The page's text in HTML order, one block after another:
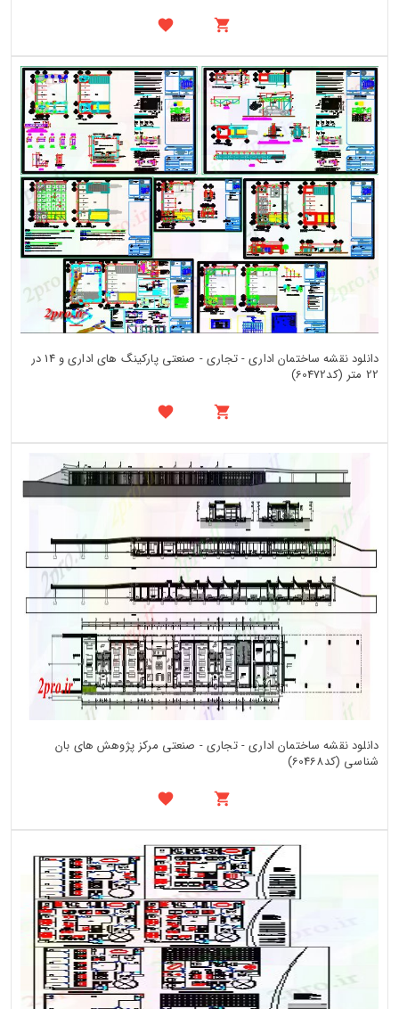
دانلود نقشه ساختمان اداری - تجاری - صنعتی پارکینگ های اداری و 14 در
22 متر (کد60472)
دانلود نقشه ساختمان اداری - تجاری - صنعتی مرکز پژوهش های بان
شناسی (کد60468)